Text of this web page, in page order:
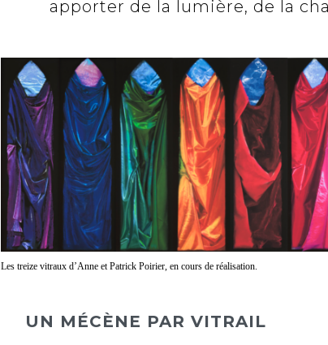
apporter de la lumière, de la
Les treize vitraux d’Anne et Patrick Poirier, en cours de réalisation.
UN MÉCÈNE PAR VITRAIL